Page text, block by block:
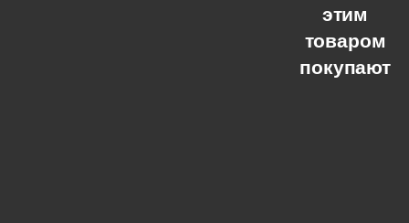
этим
товаром
покупают